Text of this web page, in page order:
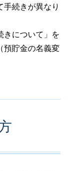
続きが異なり
きについて」を
預貯金の名義変